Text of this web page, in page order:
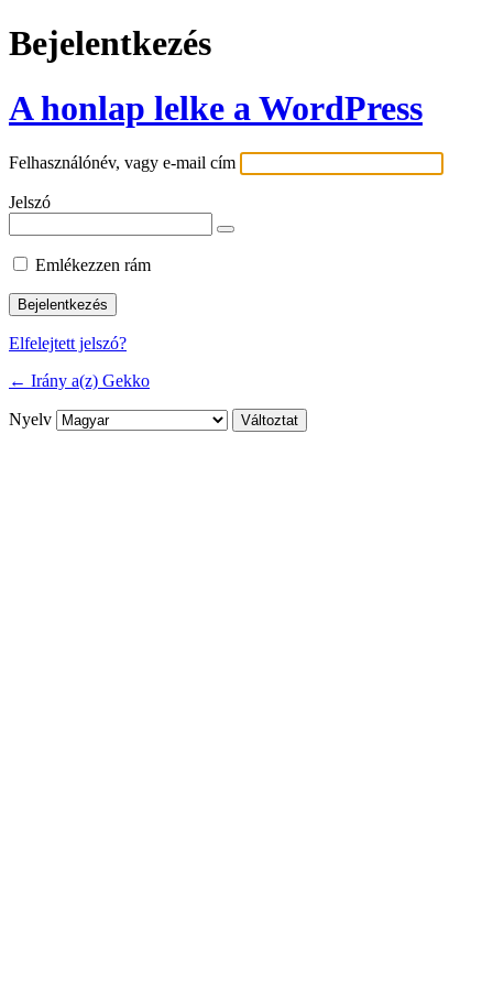
Bejelentkezés
A honlap lelke a WordPress
Felhasználónév, vagy e-mail cím
Jelszó
Emlékezzen rám
Elfelejtett jelszó?
← Irány a(z) Gekko
Nyelv